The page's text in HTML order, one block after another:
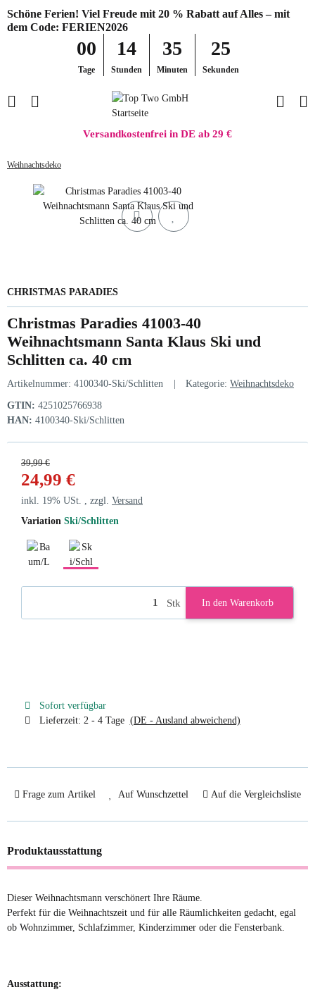
Schöne Ferien! Viel Freude mit 20 % Rabatt auf Alles – mit
dem Code: FERIEN2026
00
Tage
14
Stunden
35
Minuten
25
Sekunden
Versandkostenfrei in DE ab 29 €
Weihnachtsdeko
CHRISTMAS PARADIES
Christmas Paradies 41003-40
Weihnachtsmann Santa Klaus Ski und
Schlitten ca. 40 cm
Artikelnummer: 4100340-Ski/Schlitten Kategorie: Weihnachtsdeko
GTIN: 4251025766938
HAN: 4100340-Ski/Schlitten
39,99 €
24,99 €
inkl. 19% USt. , zzgl. Versand
Variation Ski/Schlitten
Stk In den Warenkorb
Sofort verfügbar
Lieferzeit: 2 - 4 Tage (DE - Ausland abweichend)
Frage zum Artikel Auf Wunschzettel Auf die Vergleichsliste
Produktausstattung
Dieser Weihnachtsmann verschönert Ihre Räume.
Perfekt für die Weihnachtszeit und für alle Räumlichkeiten gedacht, egal
ob Wohnzimmer, Schlafzimmer, Kinderzimmer oder die Fensterbank.
Ausstattung: